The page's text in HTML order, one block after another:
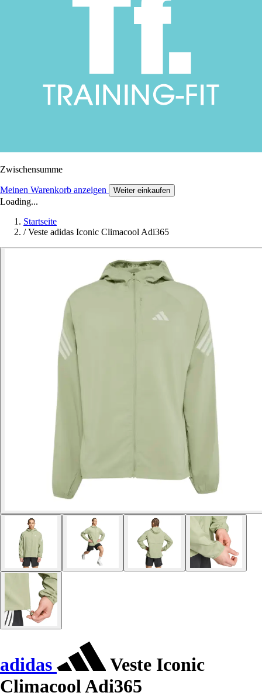
Zwischensumme
Meinen Warenkorb anzeigen Weiter einkaufen
Loading...
Startseite
/ Veste adidas Iconic Climacool Adi365
adidas
Veste Iconic
Climacool Adi365